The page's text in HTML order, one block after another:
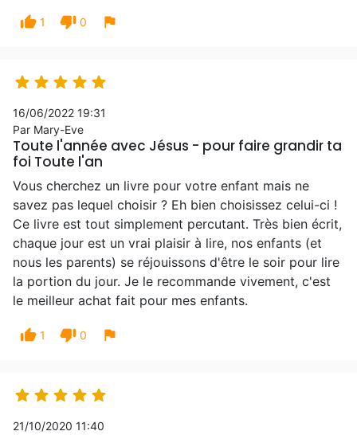
thumb_up 1 thumb_down 0 flag
    
16/06/2022 19:31
Par Mary-Eve
Toute l'année avec Jésus - pour faire grandir ta
foi Toute l'an
Vous cherchez un livre pour votre enfant mais ne
savez pas lequel choisir ? Eh bien choisissez celui-ci !
Ce livre est tout simplement percutant. Très bien écrit,
chaque jour est un vrai plaisir à lire, nos enfants (et
nous les parents) se réjouissons d'être le soir pour lire
la portion du jour. Je le recommande vivement, c'est
le meilleur achat fait pour mes enfants.
thumb_up 1 thumb_down 0 flag
    
21/10/2020 11:40